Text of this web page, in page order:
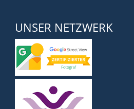
UNSER NETZWERK